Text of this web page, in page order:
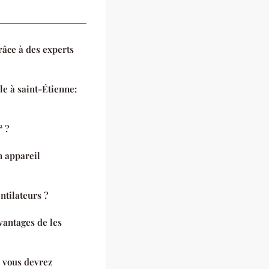
à des experts
à saint-Étienne:
?
appareil
?
de les
devrez